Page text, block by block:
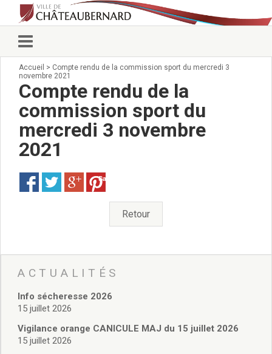
Vie municipale
Conseillers municipaux
Commissions 2026
Prendre rendez-vous
Arrêtés du Maire
Services municipaux
Organigramme
Pour venir nous voir
État civil/élections/formalités
Services Techniques
Affaires Scolaires
Vie associative
Cimetière/réglementation funéraire
Licences boissons
Inscriptions sur les listes électorales
Accueil > Compte rendu de la commission sport du mercredi 3
novembre 2021
Compte rendu de la
commission sport du
mercredi 3 novembre
2021
Save
Retour
ACTUALITÉS
Info sécheresse 2026
15 juillet 2026
Vigilance orange CANICULE MAJ du 15 juillet 2026
15 juillet 2026